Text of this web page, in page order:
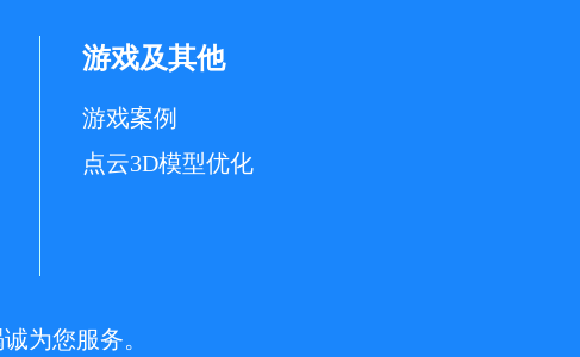
游戏及其他
游戏案例
点云3D模型优化
为您服务。